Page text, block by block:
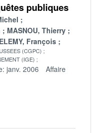
publiques
MASNOU, Thierry
François
(CGPC)
(IGE)
janv. 2006
Affaire